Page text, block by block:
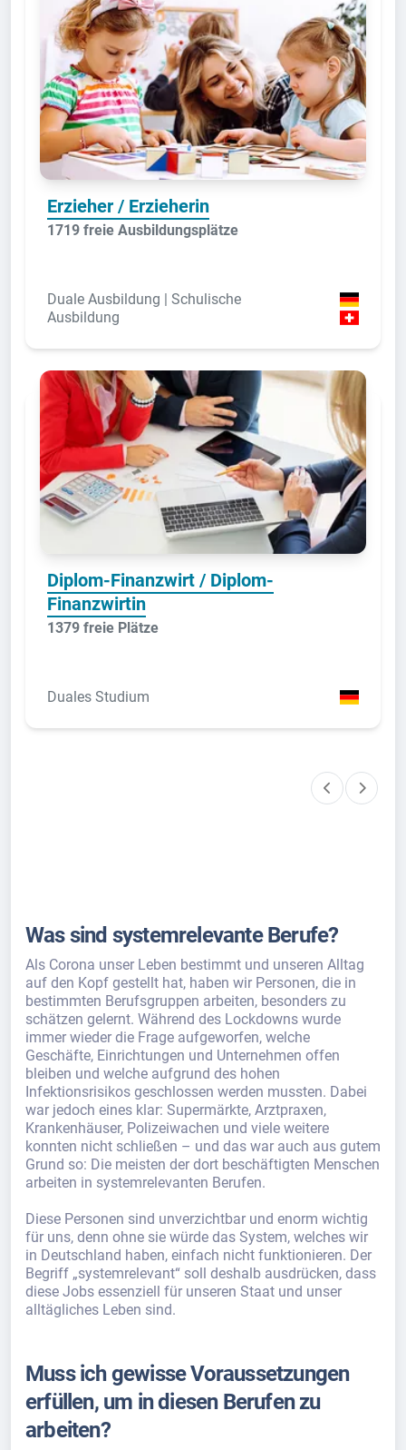
Erzieher / Erzieherin
1719 freie Ausbildungsplätze
Duale Ausbildung | Schulische
Ausbildung
Diplom-Finanzwirt / Diplom-
Finanzwirtin
1379 freie Plätze
Duales Studium
Was sind systemrelevante Berufe?
Als Corona unser Leben bestimmt und unseren Alltag
auf den Kopf gestellt hat, haben wir Personen, die in
bestimmten Berufsgruppen arbeiten, besonders zu
schätzen gelernt. Während des Lockdowns wurde
immer wieder die Frage aufgeworfen, welche
Geschäfte, Einrichtungen und Unternehmen offen
bleiben und welche aufgrund des hohen
Infektionsrisikos geschlossen werden mussten. Dabei
war jedoch eines klar: Supermärkte, Arztpraxen,
Krankenhäuser, Polizeiwachen und viele weitere
konnten nicht schließen – und das war auch aus gutem
Grund so: Die meisten der dort beschäftigten Menschen
arbeiten in systemrelevanten Berufen.
Diese Personen sind unverzichtbar und enorm wichtig
für uns, denn ohne sie würde das System, welches wir
in Deutschland haben, einfach nicht funktionieren. Der
Begriff „systemrelevant“ soll deshalb ausdrücken, dass
diese Jobs essenziell für unseren Staat und unser
alltägliches Leben sind.
Muss ich gewisse Voraussetzungen
erfüllen, um in diesen Berufen zu
arbeiten?